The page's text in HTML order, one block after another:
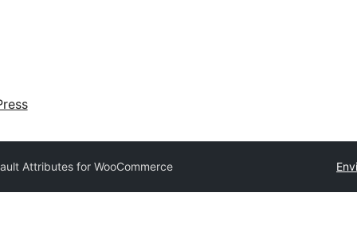
Attributes for WooCommerce